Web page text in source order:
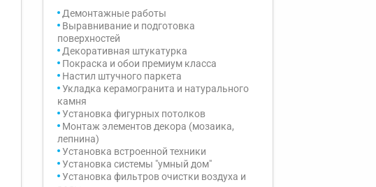
Демонтажные работы
Выравнивание и подготовка
поверхностей
Декоративная штукатурка
Покраска и обои премиум класса
Настил штучного паркета
Укладка керамогранита и натурального
камня
Установка фигурных потолков
Монтаж элементов декора (мозаика,
лепнина)
Установка встроенной техники
Установка системы "умный дом"
Установка фильтров очистки воздуха и